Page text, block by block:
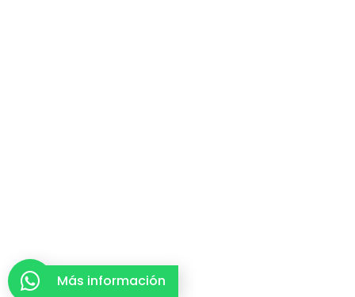
Más información